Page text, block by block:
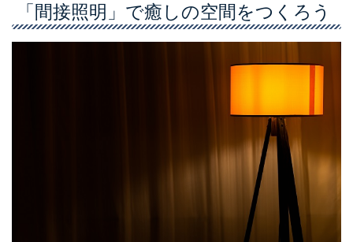
「間接照明」で癒しの空間をつくろう